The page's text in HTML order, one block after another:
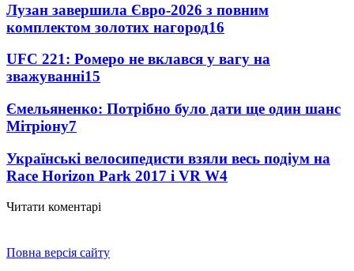
Лузан завершила Євро-2026 з повним
комплектом золотих нагород16
UFC 221: Ромеро не вклався у вагу на
зважуванні15
Ємельяненко: Потрібно було дати ще один шанс
Мітріону7
Українські велосипедисти взяли весь подіум на
Race Horizon Park 2017 і VR W4
Читати коментарі
Повна версія сайту